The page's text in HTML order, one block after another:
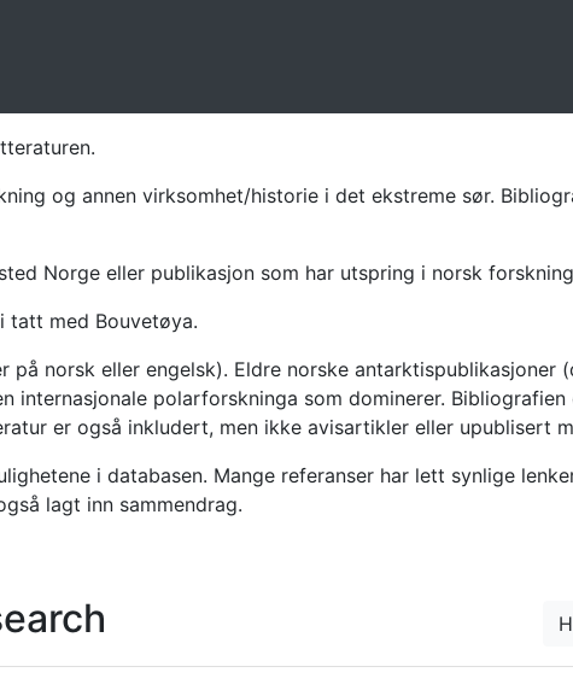
og annen virksomhet/historie i det ekstreme sør.
Norge eller publikasjon som har utspring i norsk
tatt med Bouvetøya.
norsk eller engelsk). Eldre norske antarktispublikasjoner
internasjonale polarforskninga som dominerer.
er også inkludert, men ikke avisartikler eller upublisert
i databasen. Mange referanser har lett synlige
lagt inn sammendrag.